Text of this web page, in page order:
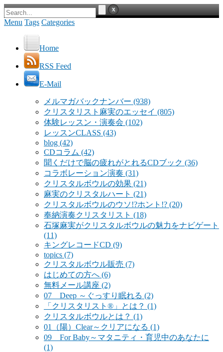
Menu Tags Categories
Home
RSS Feed
E-Mail
メルマガバックナンバー (938)
クリスタリスト麻実のエッセイ (805)
体験レッスン・演奏会 (102)
レッスンCLASS (43)
blog (42)
CDコラム (42)
聞くだけで脳の疲れがとれるCDブック (36)
コラボレーション演奏 (31)
クリスタルボウルの効果 (21)
麻実のクリスタルハート (21)
クリスタルボウルのウソ!?ホント!? (20)
奉納演奏クリスタリスト (18)
石塚麻実がクリスタルボウルの魅力をナビゲート
(11)
キングレコードCD (9)
topics (7)
クリスタルボウル販売 (7)
はじめての方へ (6)
無料メール講座 (2)
07 Deep ～ぐっすり眠れる (2)
「クリスタリスト®」とは？ (1)
クリスタルボウルとは？ (1)
01（陽）Clear～クリアになる (1)
09 For Baby～マタニティ・育児中のあなたに
(1)